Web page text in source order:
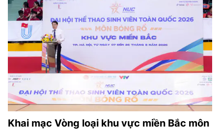
Khai mạc Vòng loại khu vực miền Bắc môn